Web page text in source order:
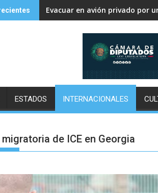
David Monreal vincula campo,
ESTADOS INTERNACIONALES
de ICE en Georgia